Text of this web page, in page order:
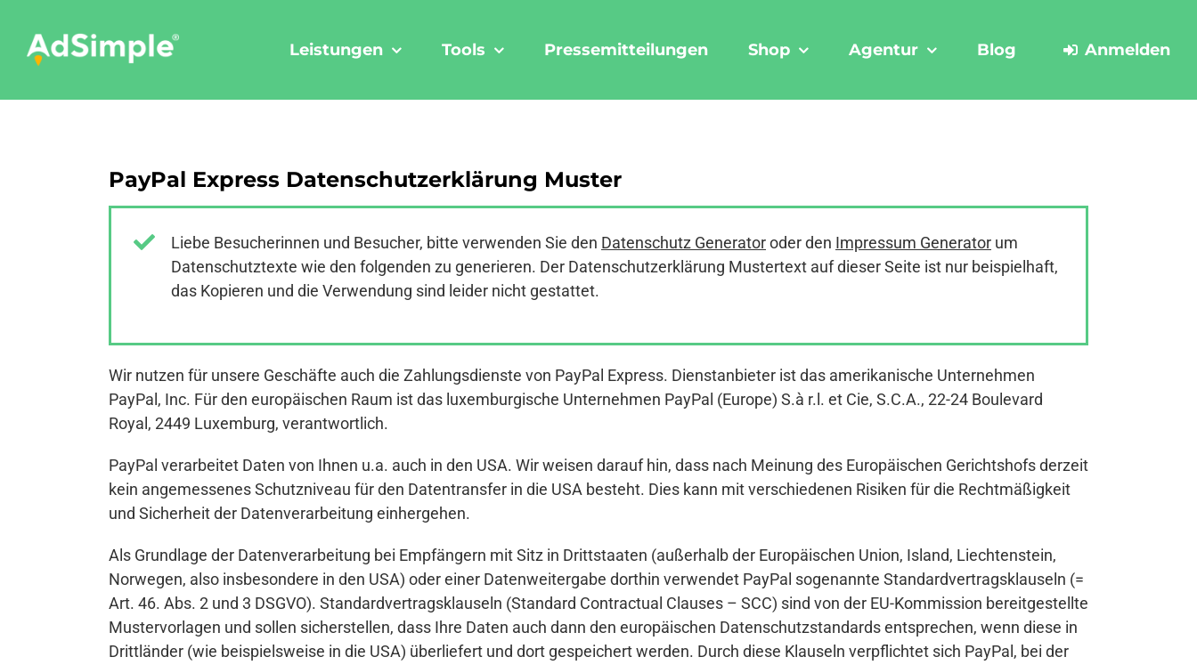
content
Leistungen Tools Pressemitteilungen Shop Agentur Blog Anmelden
PayPal Express Datenschutzerklärung Muster
Liebe Besucherinnen und Besucher, bitte verwenden Sie den Datenschutz Generatoroder den Impressum Generator um
Datenschutztexte wie den folgenden zu generieren. Der Datenschutzerklärung Mustertext auf dieser Seite ist nur beispielhaft,
das Kopieren und die Verwendung sind leider nicht gestattet.
Wir nutzen für unsere Geschäfte auch die Zahlungsdienste von PayPal Express. Dienstanbieter ist das amerikanische Unternehmen
PayPal, Inc. Für den europäischen Raum ist das luxemburgische Unternehmen PayPal (Europe) S.à r.l. et Cie, S.C.A., 22-24 Boulevard
Royal, 2449 Luxemburg, verantwortlich.
PayPal verarbeitet Daten von Ihnen u.a. auch in den USA. Wir weisen darauf hin, dass nach Meinung des Europäischen Gerichtshofs derzeit
kein angemessenes Schutzniveau für den Datentransfer in die USA besteht. Dies kann mit verschiedenen Risiken für die Rechtmäßigkeit
und Sicherheit der Datenverarbeitung einhergehen.
Als Grundlage der Datenverarbeitung bei Empfängern mit Sitz in Drittstaaten (außerhalb der Europäischen Union, Island, Liechtenstein,
Norwegen, also insbesondere in den USA) oder einer Datenweitergabe dorthin verwendet PayPal sogenannte Standardvertragsklauseln (=
Art. 46. Abs. 2 und 3 DSGVO). Standardvertragsklauseln (Standard Contractual Clauses – SCC) sind von der EU-Kommission bereitgestellte
Mustervorlagen und sollen sicherstellen, dass Ihre Daten auch dann den europäischen Datenschutzstandards entsprechen, wenn diese in
Drittländer (wie beispielsweise in die USA) überliefert und dort gespeichert werden. Durch diese Klauseln verpflichtet sich PayPal, bei der